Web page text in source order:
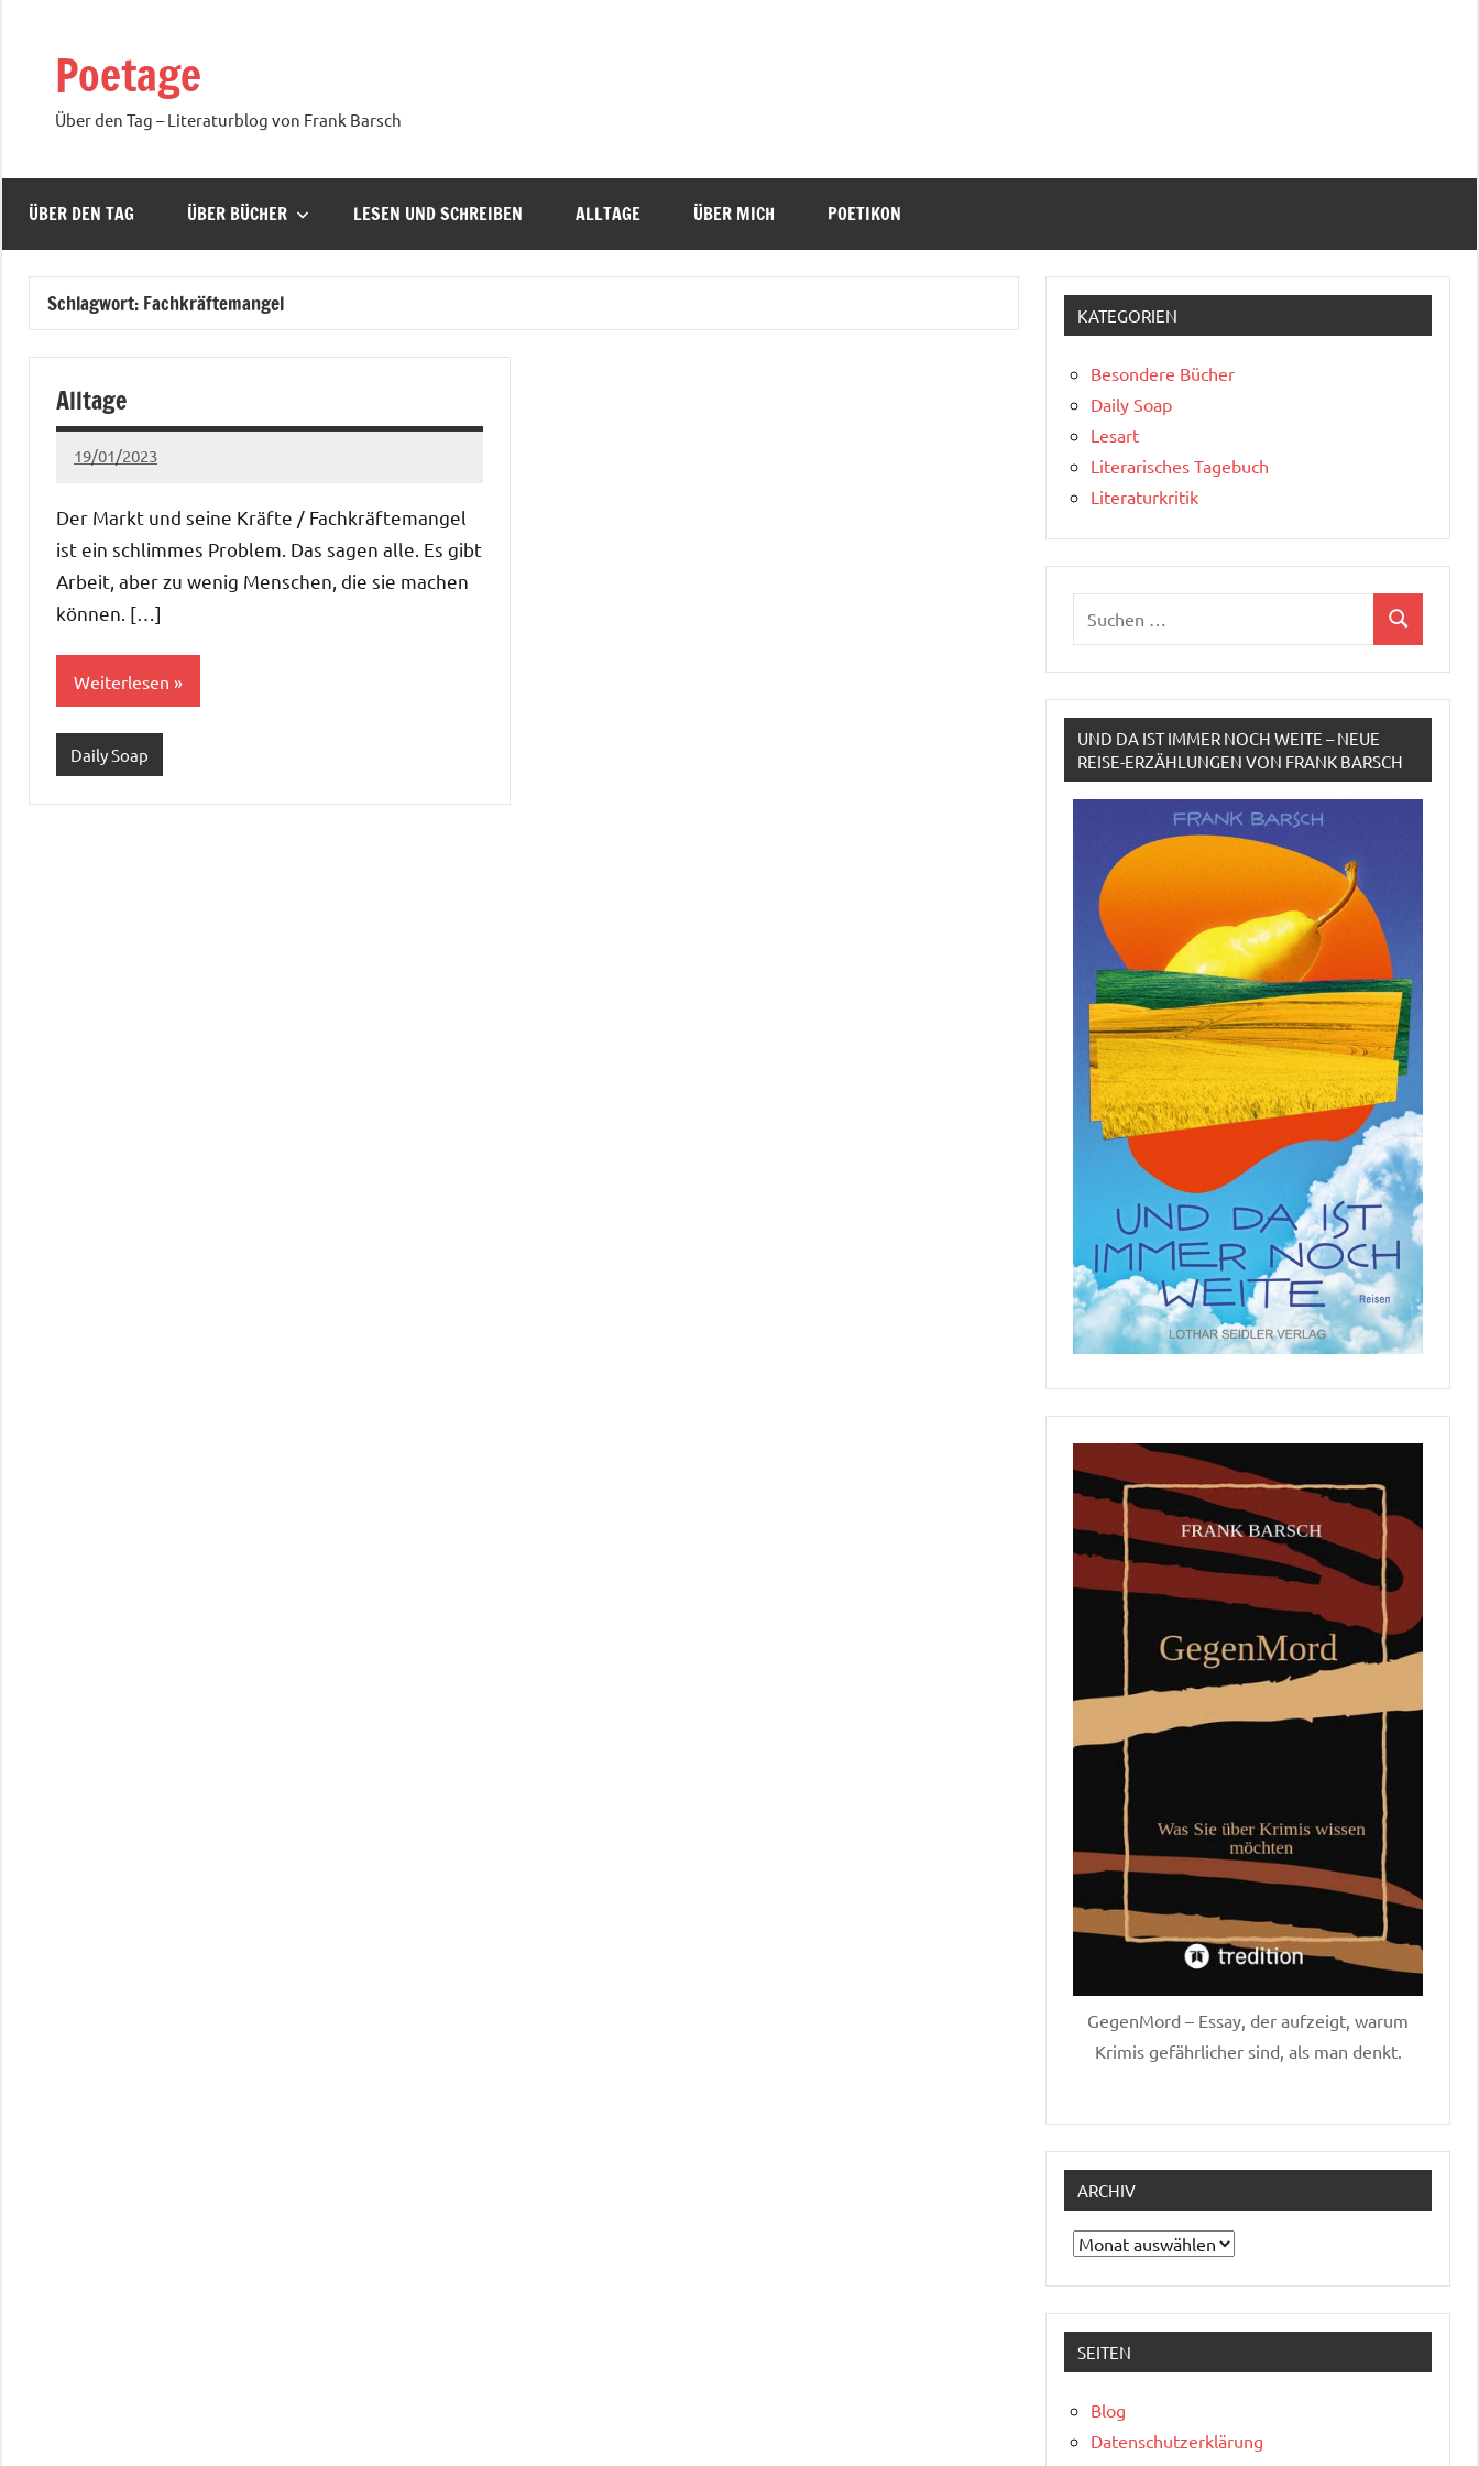
springenPoetage
Über den Tag – Literaturblog von Frank Barsch
ÜBER DEN TAG ÜBER BÜCHER LESEN UND SCHREIBEN ALLTAGE ÜBER MICH POETIKON
Schlagwort: Fachkräftemangel
Alltage
19/01/2023
Ria
Keine
Der Markt und seine Kräfte / Fachkräftemangel
ist ein schlimmes Problem. Das sagen alle. Es gibt
Arbeit, aber zu wenig Menschen, die sie machen
können. […]
Weiterlesen
Daily Soap
KATEGORIEN
Besondere Bücher
Daily Soap
Lesart
Literarisches Tagebuch
Literaturkritik
Suchen
UND DA IST IMMER NOCH WEITE – NEUE
REISE-ERZÄHLUNGEN VON FRANK BARSCH
GegenMord – Essay, der aufzeigt, warum
Krimis gefährlicher sind, als man denkt.
ARCHIV
Archiv
SEITEN
Blog
Datenschutzerklärung